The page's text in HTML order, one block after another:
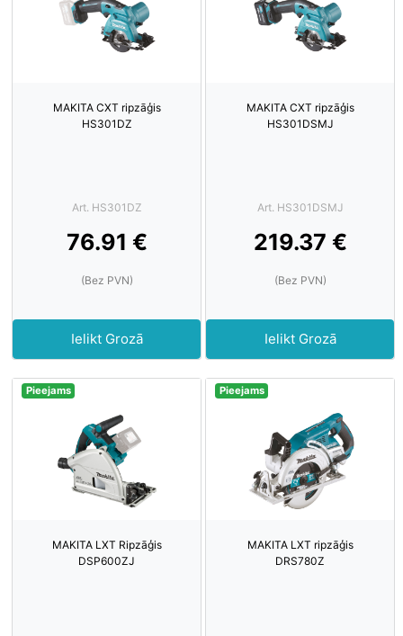
MAKITA CXT ripzāģis
HS301DZ
Art. HS301DZ
76.91 €
(Bez PVN)
Ielikt Grozā
MAKITA CXT ripzāģis
HS301DSMJ
Art. HS301DSMJ
219.37 €
(Bez PVN)
Ielikt Grozā
Pieejams
MAKITA LXT Ripzāģis
DSP600ZJ
Pieejams
MAKITA LXT ripzāģis
DRS780Z